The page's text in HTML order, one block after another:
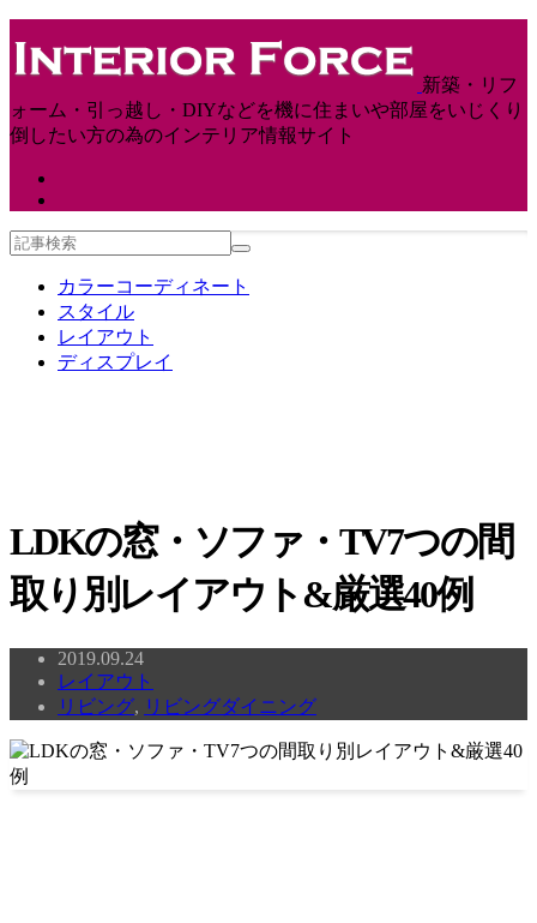
新築・リフ
ォーム・引っ越し・DIYなどを機に住まいや部屋をいじくり
倒したい方の為のインテリア情報サイト
カラーコーディネート
スタイル
レイアウト
ディスプレイ
LDKの窓・ソファ・TV7つの間
取り別レイアウト&厳選40例
2019.09.24
レイアウト
リビング, リビングダイニング